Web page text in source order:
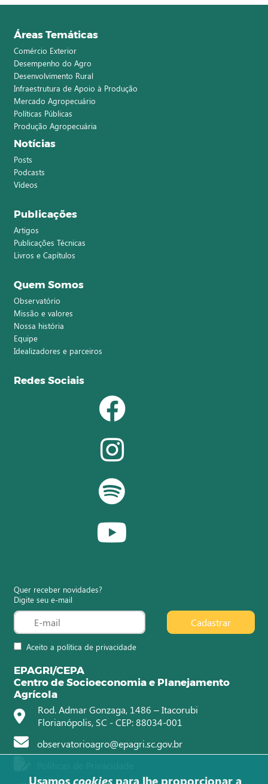
Áreas Temáticas
Comércio Exterior
Desempenho do Agro
Desenvolvimento Rural
Infraestrutura de Apoio à Produção
Mercado Agropecuário
Políticas Públicas
Produção Agropecuária
Notícias
Posts
Podcasts
Vídeos
Publicações
Artigos
Publicações Técnicas
Livros e Capítulos
Quem Somos
Observatório
Missão e valores
Nossa história
Equipe
Idealizadores e parceiros
Redes Sociais
Quer receber novidades?
Digite seu e-mail
Aceito a política de privacidade
Cadastrar
EPAGRI/CEPA
Centro de Socioeconomia e Planejamento
Agrícola
Rod. Admar Gonzaga, 1486 – Itacorubi
Florianópolis, SC - CEP: 88034-001
observatorioagro@epagri.sc.gov.br
Usamos cookies para lhe proporcionar a